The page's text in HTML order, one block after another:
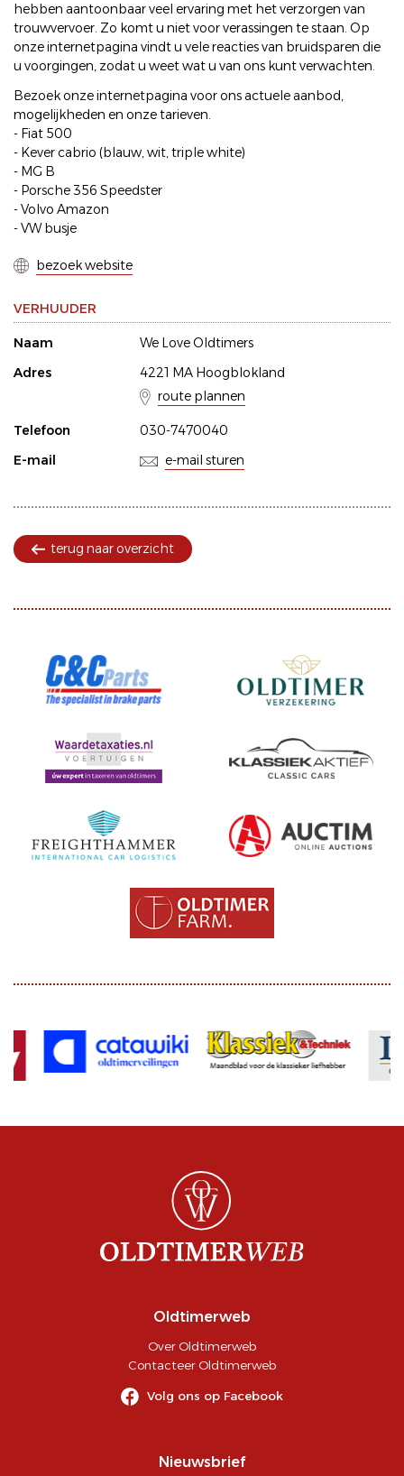
hebben aantoonbaar veel ervaring met het verzorgen van
trouwvervoer. Zo komt u niet voor verassingen te staan. Op
onze internetpagina vindt u vele reacties van bruidsparen die
u voorgingen, zodat u weet wat u van ons kunt verwachten.
Bezoek onze internetpagina voor ons actuele aanbod,
mogelijkheden en onze tarieven.
- Fiat 500
- Kever cabrio (blauw, wit, triple white)
- MG B
- Porsche 356 Speedster
- Volvo Amazon
- VW busje
bezoek website
VERHUUDER
Naam
We Love Oldtimers
Adres
4221 MA Hoogblokland
route plannen
Telefoon
030-7470040
E-mail
e-mail sturen
terug naar overzicht
Oldtimerweb
Over Oldtimerweb
Contacteer Oldtimerweb
Volg ons op Facebook
Nieuwsbrief